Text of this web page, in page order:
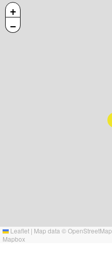
+
−
Leaflet | Map data ©OpenStreetMap
Mapbox